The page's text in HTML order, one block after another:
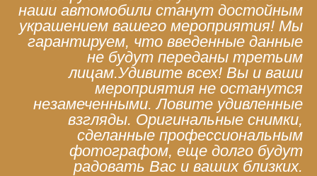
наши автомобили станут достойным
украшением вашего мероприятия! Мы
гарантируем, что введенные данные
не будут переданы третьим
лицам.Удивите всех! Вы и ваши
мероприятия не останутся
незамеченными. Ловите удивленные
взгляды. Оригинальные снимки,
сделанные профессиональным
фотографом, еще долго будут
радовать Вас и ваших близких.